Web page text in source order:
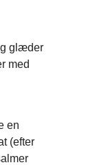
glæder
med
en
(efter